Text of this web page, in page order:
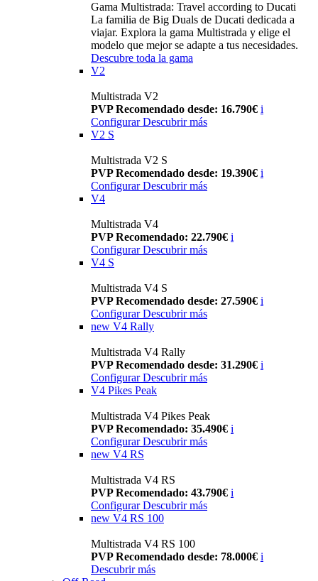
Gama Multistrada: Travel according to Ducati
La familia de Big Duals de Ducati dedicada a
viajar. Explora la gama Multistrada y elige el
modelo que mejor se adapte a tus necesidades.
Descubre toda la gama
V2
Multistrada V2
PVP Recomendado desde: 16.790€ i
Configurar Descubrir más
V2 S
Multistrada V2 S
PVP Recomendado desde: 19.390€ i
Configurar Descubrir más
V4
Multistrada V4
PVP Recomendado: 22.790€ i
Configurar Descubrir más
V4 S
Multistrada V4 S
PVP Recomendado desde: 27.590€ i
Configurar Descubrir más
new V4 Rally
Multistrada V4 Rally
PVP Recomendado desde: 31.290€ i
Configurar Descubrir más
V4 Pikes Peak
Multistrada V4 Pikes Peak
PVP Recomendado: 35.490€ i
Configurar Descubrir más
new V4 RS
Multistrada V4 RS
PVP Recomendado: 43.790€ i
ConfigurarDescubrir más
new V4 RS 100
Multistrada V4 RS 100
PVP Recomendado desde: 78.000€ i
Descubrir más